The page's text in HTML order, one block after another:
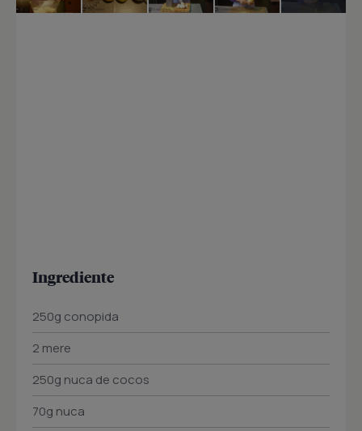
Ingrediente
250g conopida
2 mere
250g nuca de cocos
70g nuca